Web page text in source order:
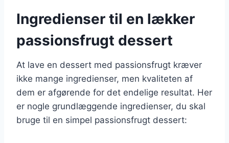
Ingredienser til en lækker
passionsfrugt dessert
At lave en dessert med passionsfrugt kræver
ikke mange ingredienser, men kvaliteten af
dem er afgørende for det endelige resultat. Her
er nogle grundlæggende ingredienser, du skal
bruge til en simpel passionsfrugt dessert: